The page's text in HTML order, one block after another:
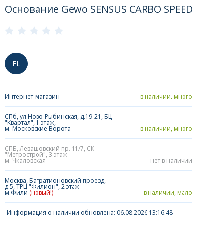
Основание Gewo SENSUS CARBO SPEED
FL
Интернет-магазин в наличии, много
СПб, ул.Ново-Рыбинская, д.19-21, БЦ
"Квартал", 1 этаж,
м. Московские Ворота в наличии, много
СПБ, Левашовский пр. 11/7, СК
"Метрострой", 3 этаж
м. Чкаловская нет в наличии
Москва, Багратионовский проезд,
д.5, ТРЦ "Филион", 2 этаж
м.Фили (новый!) в наличии, мало
Информация о наличии обновлена: 06.08.2026 13:16:48